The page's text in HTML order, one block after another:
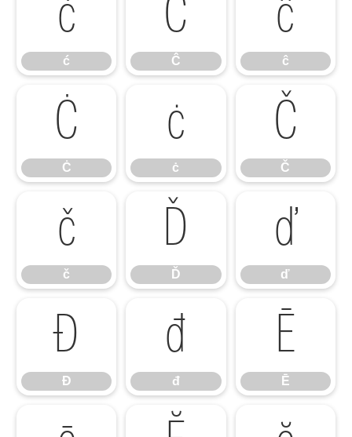
ć
ć
Ĉ
Ĉ
ĉ
ĉ
Ċ
Ċ
ċ
ċ
Č
Č
č
č
Ď
Ď
ď
ď
Đ
Đ
đ
đ
Ē
Ē